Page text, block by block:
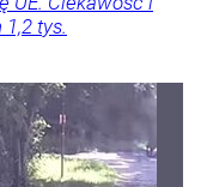
tys.